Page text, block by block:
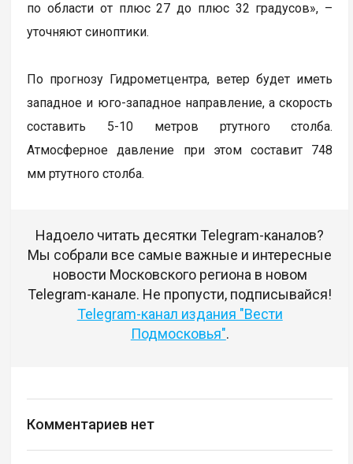
по области от плюс 27 до плюс 32 градусов», –
уточняют синоптики.
По прогнозу Гидрометцентра, ветер будет иметь
западное и юго-западное направление, а скорость
составить 5-10 метров ртутного столба.
Атмосферное давление при этом составит 748
мм ртутного столба.
Надоело читать десятки Telegram-каналов?
Мы собрали все самые важные и интересные
новости Московского региона в новом
Telegram-канале. Не пропусти, подписывайся!
Telegram-канал издания "Вести
Подмосковья".
Комментариев нет